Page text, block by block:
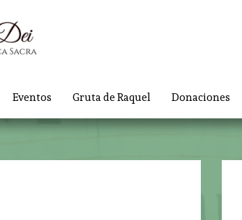
Eventos Gruta de Raquel Donaciones